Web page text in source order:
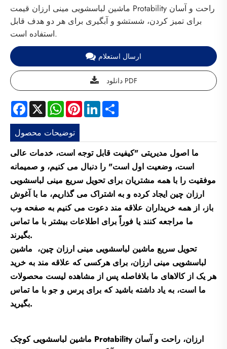
ماشین لباسشویی مینی ارزان قیمت Protability راحت و آسان
برای تمیز کردن، شستشو و آبگیری برای هر دو هدف قابل
استفاده است.
ارسال استعلام
دانلود PDF
Facebook
X WhatsApp
PinterestLinkedIn
توضیحات محصول
ما اصول مدیریتی "کیفیت قابل توجه است، خدمات عالی
است، وضعیت اول است" را دنبال می کنیم، و صمیمانه
موفقیت را با همه مشتریان برای تحویل سریع مینی لباسشویی
ارزان چین ایجاد کرده و به اشتراک می گذاریم، ما با آغوش
باز، از همه خریداران علاقه مند دعوت می کنیم به صفحه وب
ما مراجعه کنند یا فوراً برای اطلاعات بیشتر با ما تماس
بگیرند.
تحویل سریع ماشین لباسشویی مینی ارزان چین، ماشین
لباسشویی مینی ارزان، برای هرکسی که علاقه مند به خرید
هر یک از کالاهای ما بلافاصله پس از مشاهده لیست محصولات
ما است، به یاد داشته باشید که برای پرس و جو با ما تماس
بگیرید.
ماشین لباسشویی کوچک Protability ارزان، راحت و آسان